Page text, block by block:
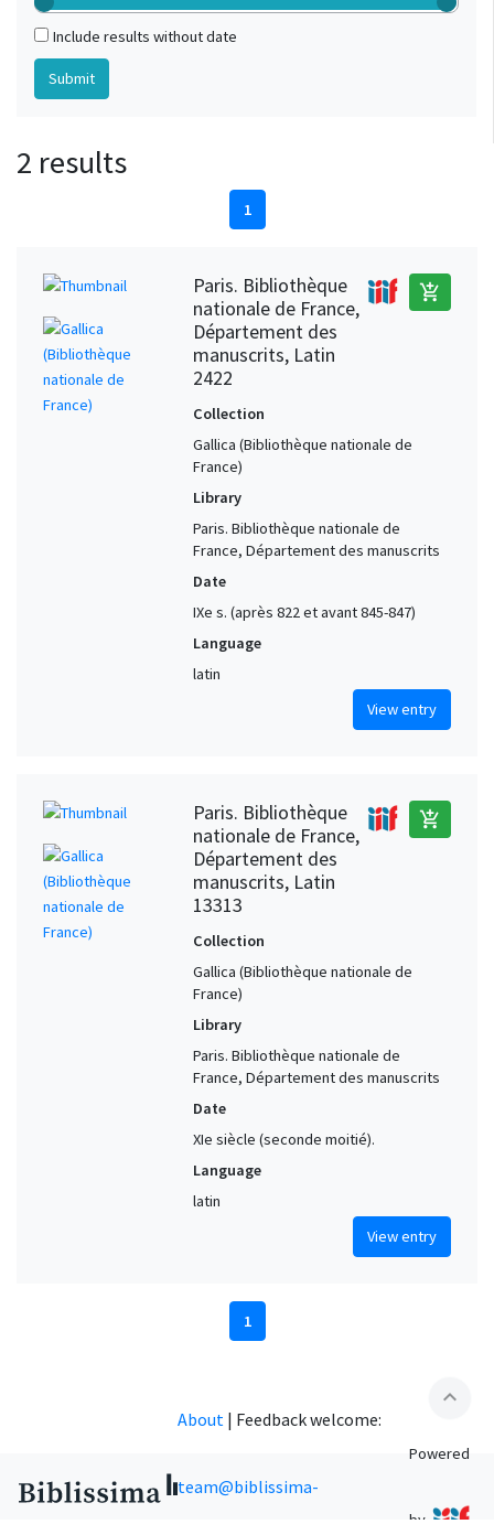
Include results without date
2 results
1
Paris. Bibliothèque
nationale de France,
Département des
manuscrits, Latin
2422
add_shopping_cart
Collection
Gallica (Bibliothèque nationale de
France)
Library
Paris. Bibliothèque nationale de
France, Département des manuscrits
Date
IXe s. (après 822 et avant 845-847)
Language
latin
View entry
Paris. Bibliothèque
nationale de France,
Département des
manuscrits, Latin
13313
add_shopping_cart
Collection
Gallica (Bibliothèque nationale de
France)
Library
Paris. Bibliothèque nationale de
France, Département des manuscrits
Date
XIe siècle (seconde moitié).
Language
latin
View entry
1
expand_less
About | Feedback welcome:
team@biblissima-
Powered
by